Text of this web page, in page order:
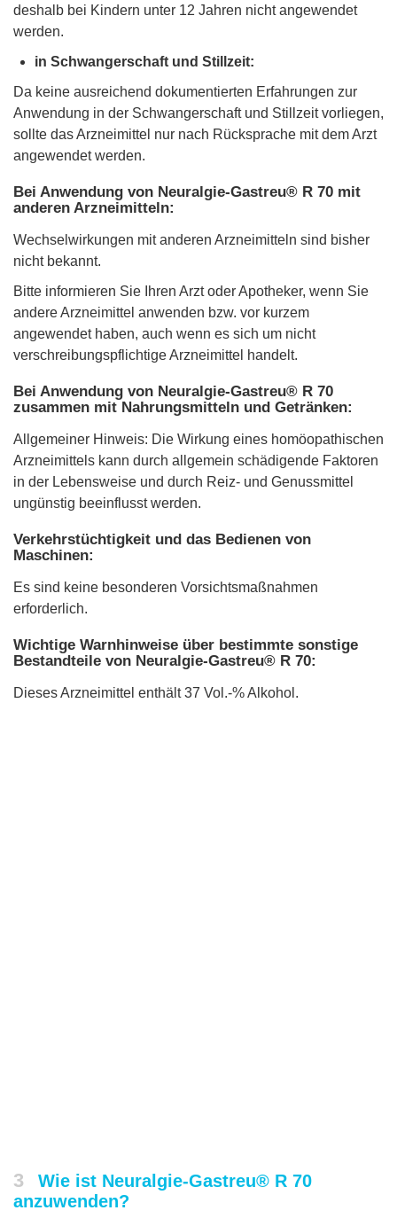
deshalb bei Kindern unter 12 Jahren nicht angewendet
werden.
in Schwangerschaft und Stillzeit:
Da keine ausreichend dokumentierten Erfahrungen zur
Anwendung in der Schwangerschaft und Stillzeit vorliegen,
sollte das Arzneimittel nur nach Rücksprache mit dem Arzt
angewendet werden.
Bei Anwendung von Neuralgie-Gastreu® R 70 mit
anderen Arzneimitteln:
Wechselwirkungen mit anderen Arzneimitteln sind bisher
nicht bekannt.
Bitte informieren Sie Ihren Arzt oder Apotheker, wenn Sie
andere Arzneimittel anwenden bzw. vor kurzem
angewendet haben, auch wenn es sich um nicht
verschreibungspflichtige Arzneimittel handelt.
Bei Anwendung von Neuralgie-Gastreu® R 70
zusammen mit Nahrungsmitteln und Getränken:
Allgemeiner Hinweis: Die Wirkung eines homöopathischen
Arzneimittels kann durch allgemein schädigende Faktoren
in der Lebensweise und durch Reiz- und Genussmittel
ungünstig beeinflusst werden.
Verkehrstüchtigkeit und das Bedienen von
Maschinen:
Es sind keine besonderen Vorsichtsmaßnahmen
erforderlich.
Wichtige Warnhinweise über bestimmte sonstige
Bestandteile von Neuralgie-Gastreu® R 70:
Dieses Arzneimittel enthält 37 Vol.-% Alkohol.
3
Wie ist Neuralgie-Gastreu® R 70
anzuwenden?